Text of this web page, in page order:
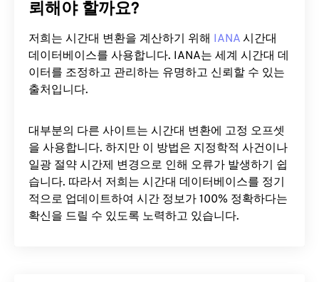
뢰해야 할까요?
저희는 시간대 변환을 계산하기 위해 IANA 시간대
데이터베이스를 사용합니다. IANA는 세계 시간대 데
이터를 조정하고 관리하는 유명하고 신뢰할 수 있는
출처입니다.
대부분의 다른 사이트는 시간대 변환에 ​​고정 오프셋
을 사용합니다. 하지만 이 방법은 지정학적 사건이나
일광 절약 시간제 변경으로 인해 오류가 발생하기 쉽
습니다. 따라서 저희는 시간대 데이터베이스를 정기
적으로 업데이트하여 시간 정보가 100% 정확하다는
확신을 드릴 수 있도록 노력하고 있습니다.